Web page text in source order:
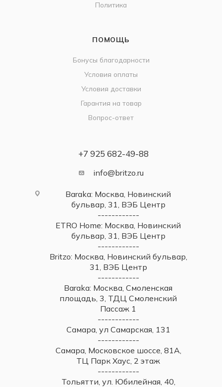
Политика
ПОМОЩЬ
Бонусы благодарности
Условия оплаты
Условия доставки
Гарантия на товар
Вопрос-ответ
+7 925 682-49-88
info@britzo.ru
Baraka: Москва, Новинский
бульвар, 31, ВЭБ Центр
------------
ETRO Home: Москва, Новинский
бульвар, 31, ВЭБ Центр
------------
Britzo: Москва, Новинский бульвар,
31, ВЭБ Центр
------------
Baraka: Москва, Смоленская
площадь, 3, ТДЦ Смоленский
Пассаж 1
------------
Самара, ул Самарская, 131
------------
Самара, Московское шоссе, 81А,
ТЦ Парк Хаус, 2 этаж
------------
Тольятти, ул. Юбилейная, 40,